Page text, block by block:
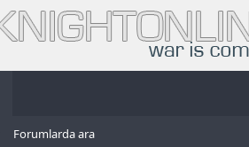
Forumlarda ara